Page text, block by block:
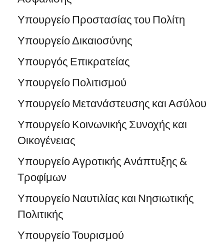
Υπουργείο Προστασίας του Πολίτη
Υπουργείο Δικαιοσύνης
Υπουργός Επικρατείας
Υπουργείο Πολιτισμού
Υπουργείο Μετανάστευσης και Ασύλου
Υπουργείο Κοινωνικής Συνοχής και
Οικογένειας
Υπουργείο Αγροτικής Ανάπτυξης &
Τροφίμων
Υπουργείο Ναυτιλίας και Νησιωτικής
Πολιτικής
Υπουργείο Τουρισμού